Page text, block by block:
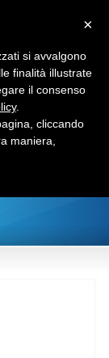
×
si avvalgono
finalità illustrate
il consenso
.
cliccando
maniera,